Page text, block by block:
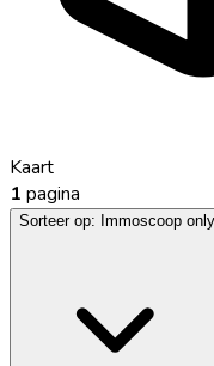
Kaart
1 pagina
Sorteer op: Immoscoop only